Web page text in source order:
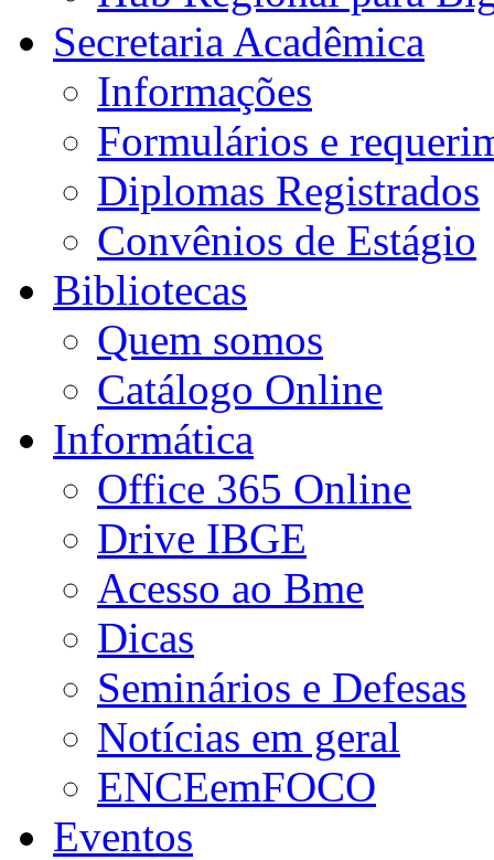
Secretaria Acadêmica
Informações
Formulários e
Diplomas Registrados
Convênios de Estágio
Bibliotecas
Quem somos
Catálogo Online
Informática
Office 365 Online
Drive IBGE
Acesso ao Bme
Dicas
Seminários e Defesas
Notícias em geral
ENCEemFOCO
Eventos